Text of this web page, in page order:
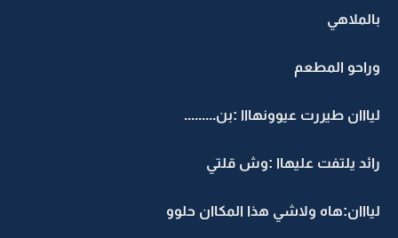
بالملاهي
وراحو المطعم
ليااان طيررت عيوونهااا :بن.........
رائد يلتفت عليهاا :وش قلتي
ليااان:هاه ولاشي هذا المكاان حلوو